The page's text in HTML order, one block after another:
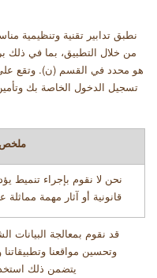
نطبق تدابير تقنية وتنظيمية
من خلال التطبيق، بما في ذلك
هو محدد في القسم (ن). وتقع
تسجيل الدخول الخاصة بك
ملخص
نحن لا نقوم بإجراء تنميط
قانونية أو آثار مهمة مماثلة
قد نقوم بمعالجة
وتحسين مواقعنا وتطبيقاتنا
يتضمن ذلك